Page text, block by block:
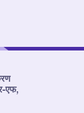
एफ,